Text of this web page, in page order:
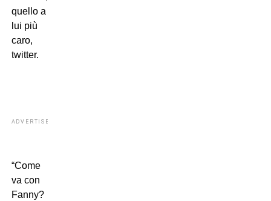
quello a
lui più
caro,
twitter.
ADVERTISEMENT
“Come
va con
Fanny?